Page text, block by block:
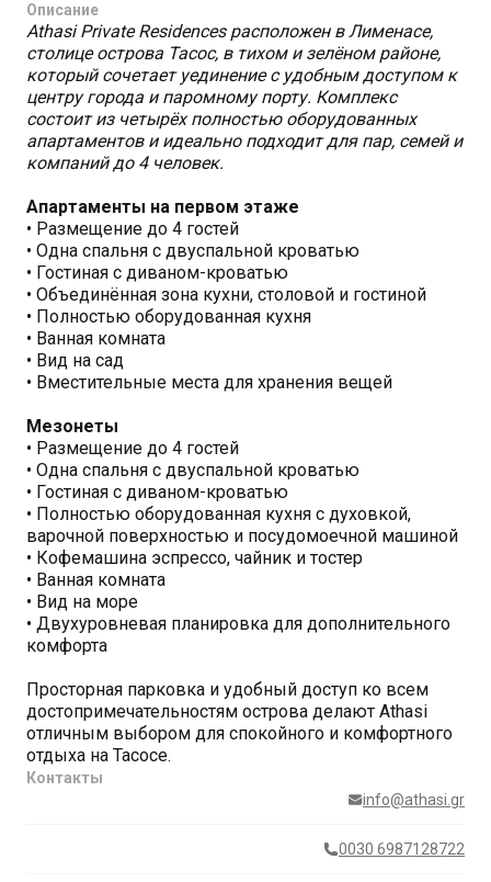
Описание
Athasi Private Residences расположен в Лименасе,
столице острова Тасос, в тихом и зелёном районе,
который сочетает уединение с удобным доступом к
центру города и паромному порту. Комплекс
состоит из четырёх полностью оборудованных
апартаментов и идеально подходит для пар, семей и
компаний до 4 человек.
Апартаменты на первом этаже
• Размещение до 4 гостей
• Одна спальня с двуспальной кроватью
• Гостиная с диваном-кроватью
• Объединённая зона кухни, столовой и гостиной
• Полностью оборудованная кухня
• Ванная комната
• Вид на сад
• Вместительные места для хранения вещей
Мезонеты
• Размещение до 4 гостей
• Одна спальня с двуспальной кроватью
• Гостиная с диваном-кроватью
• Полностью оборудованная кухня с духовкой,
варочной поверхностью и посудомоечной машиной
• Кофемашина эспрессо, чайник и тостер
• Ванная комната
• Вид на море
• Двухуровневая планировка для дополнительного
комфорта
Просторная парковка и удобный доступ ко всем
достопримечательностям острова делают Athasi
отличным выбором для спокойного и комфортного
отдыха на Тасосе.
Контакты
info@athasi.gr
0030 6987128722